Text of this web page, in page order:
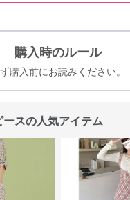
購入時のルール
購入前にお読みください。
スの人気アイテム